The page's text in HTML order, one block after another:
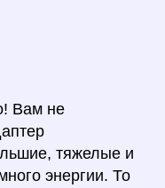
Вам не
тяжелые и
энергии. То